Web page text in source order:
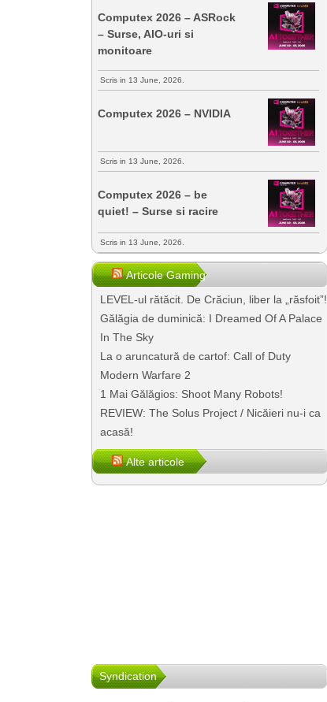
Computex 2026 – ASRock
– Surse, AIO-uri si
monitoare
Scris in 13 June, 2026.
Computex 2026 – NVIDIA
Scris in 13 June, 2026.
Computex 2026 – be
quiet! – Surse si racire
Scris in 13 June, 2026.
Articole Gaming
LEVEL-ul rătăcit. De Crăciun, liber la „răsfoit”!
Gălăgia de duminică: I Dreamed Of A Palace
In The Sky
La o aruncatură de cartof: Call of Duty
Modern Warfare 2
1 Mai Gălăgios: Shoot Many Robots!
REVIEW: The Solus Project / Nicăieri nu-i ca
acasă!
Alte articole
Syndication